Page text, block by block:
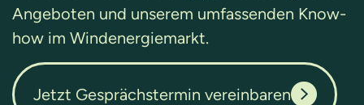
Angeboten und unserem umfassenden Know-
how im Windenergiemarkt.
Jetzt Gesprächstermin vereinbaren